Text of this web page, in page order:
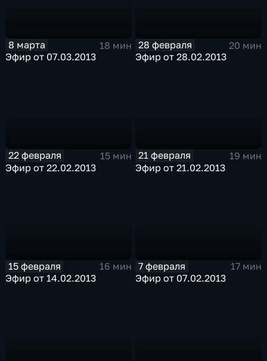
8 марта
18 мин
Эфир от 07.03.2013
28 февраля
20 мин
Эфир от 28.02.2013
22 февраля
15 мин
Эфир от 22.02.2013
21 февраля
19 мин
Эфир от 21.02.2013
15 февраля
16 мин
Эфир от 14.02.2013
7 февраля
17 мин
Эфир от 07.02.2013